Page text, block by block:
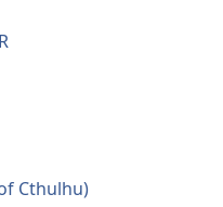
Cthulhu)